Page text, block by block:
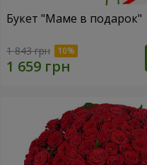
Букет "Маме в подарок"
1 843 грн